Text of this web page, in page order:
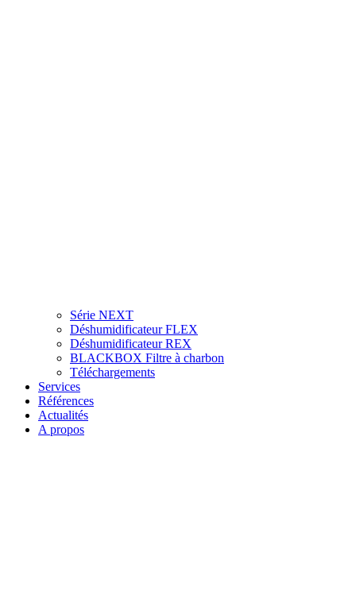
Série NEXT
Déshumidificateur FLEX
Déshumidificateur REX
BLACKBOX Filtre à charbon
Téléchargements
Services
Références
Actualités
A propos